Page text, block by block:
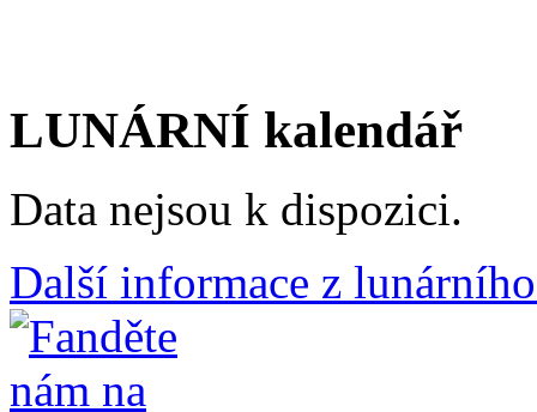
LUNÁRNÍ kalendář
Data nejsou k dispozici.
Další informace z